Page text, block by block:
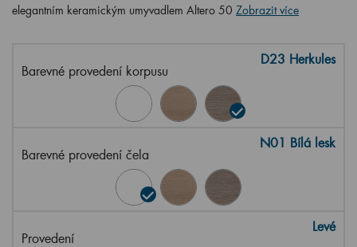
elegantním keramickým umyvadlem Altero 50 Zobrazit více
Barevné provedení korpusu
D23 Herkules
Barevné provedení čela
N01 Bílá lesk
Provedení
Levé